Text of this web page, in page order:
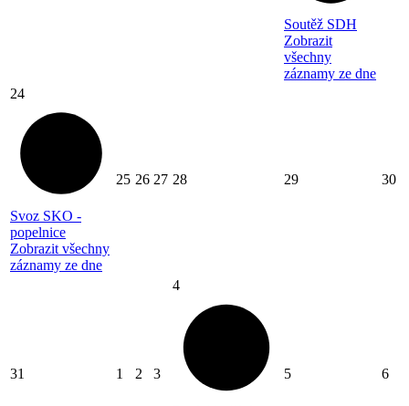
Soutěž SDH
Zobrazit
všechny
záznamy ze dne
24
Svoz SKO -
popelnice
Zobrazit všechny
záznamy ze dne
25 26 27 28 29 30
31 1 2 3
4
5 6